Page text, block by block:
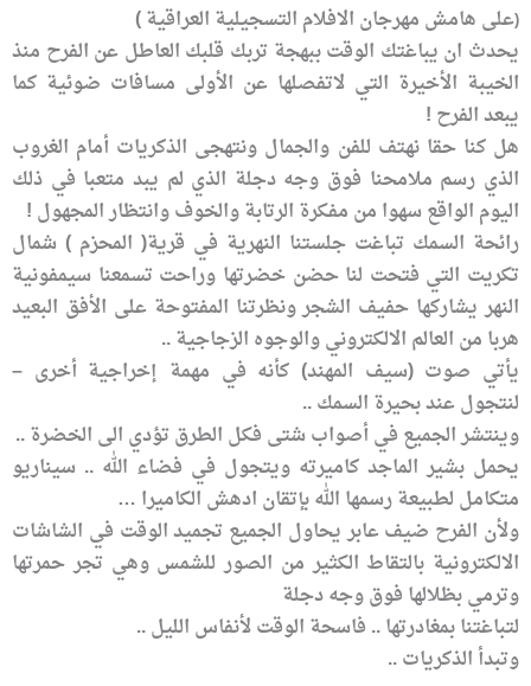
(على هامش مهرجان الافلام التسجيلية العراقية )
يحدث ان يباغتك الوقت ببهجة تربك قلبك العاطل عن الفرح منذ
الخيبة الأخيرة التي لاتفصلها عن الأولى مسافات ضوئية كما
يبعد الفرح !
هل كنا حقا نهتف للفن والجمال ونتهجى الذكريات أمام الغروب
الذي رسم ملامحنا فوق وجه دجلة الذي لم يبد متعبا في ذلك
اليوم الواقع سهوا من مفكرة الرتابة والخوف وانتظار المجهول !
رائحة السمك تباغت جلستنا النهرية في قرية( المحزم ) شمال
تكريت التي فتحت لنا حضن خضرتها وراحت تسمعنا سيمفونية
النهر يشاركها حفيف الشجر ونظرتنا المفتوحة على الأفق البعيد
هربا من العالم الالكتروني والوجوه الزجاجية ..
يأتي صوت (سيف المهند) كأنه في مهمة إخراجية أخرى –
لنتجول عند بحيرة السمك ..
وينتشر الجميع في أصواب شتى فكل الطرق تؤدي الى الخضرة ..
يحمل بشير الماجد كاميرته ويتجول في فضاء الله .. سيناريو
متكامل لطبيعة رسمها الله بإتقان ادهش الكاميرا …
ولأن الفرح ضيف عابر يحاول الجميع تجميد الوقت في الشاشات
الالكترونية بالتقاط الكثير من الصور للشمس وهي تجر حمرتها
وترمي بظلالها فوق وجه دجلة
لتباغتنا بمغادرتها .. فاسحة الوقت لأنفاس الليل ..
وتبدأ الذكريات ..